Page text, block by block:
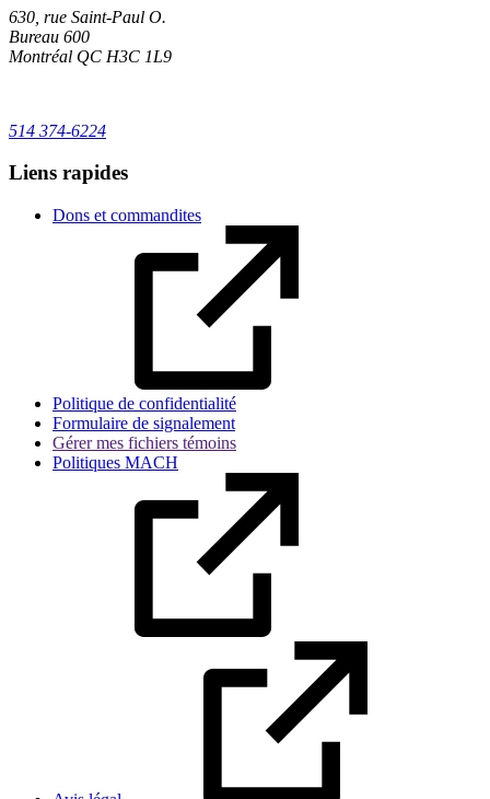
630, rue Saint-Paul O.
Bureau 600
Montréal QC H3C 1L9
514 374-6224
Liens rapides
Dons et commandites
Politique de confidentialité
Formulaire de signalement
Gérer mes fichiers témoins
Politiques MACH